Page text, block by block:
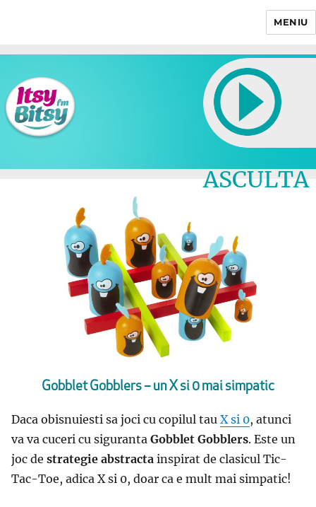
MENIU
ASCULTA
Gobblet Gobblers – un X si 0 mai simpatic
Daca obisnuiesti sa joci cu copilul tau X si 0, atunci
va va cuceri cu siguranta Gobblet Gobblers. Este un
joc de strategie abstracta inspirat de clasicul Tic-
Tac-Toe, adica X si 0, doar ca e mult mai simpatic!